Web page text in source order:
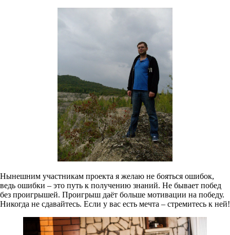
Нынешним участникам проекта я желаю не бояться ошибок,
ведь ошибки – это путь к получению знаний. Не бывает побед
без проигрышей. Проигрыш даёт больше мотивации на победу.
Никогда не сдавайтесь. Если у вас есть мечта – стремитесь к ней!